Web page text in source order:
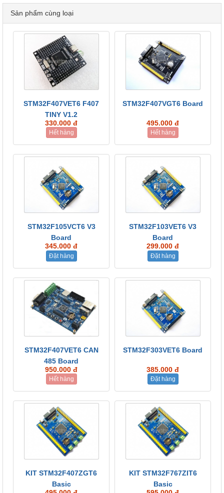
Sản phẩm cùng loại
STM32F407VET6 F407
TINY V1.2
330.000 đ
Hết hàng
STM32F407VGT6 Board
495.000 đ
Hết hàng
STM32F105VCT6 V3
Board
345.000 đ
Đặt hàng
STM32F103VET6 V3
Board
299.000 đ
Đặt hàng
STM32F407VET6 CAN
485 Board
950.000 đ
Hết hàng
STM32F303VET6 Board
385.000 đ
Đặt hàng
KIT STM32F407ZGT6
Basic
KIT STM32F767ZIT6
Basic